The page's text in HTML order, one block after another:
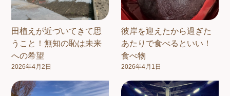
田植えが近づいてきて思
うこと！無知の恥は未来
への希望
2026年4月2日
彼岸を迎えたから過ぎた
あたりで食べるといい！
食べ物
2026年4月1日